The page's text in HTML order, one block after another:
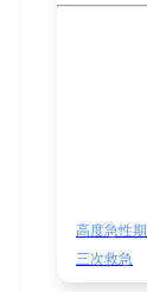
高度急性期
三次救急